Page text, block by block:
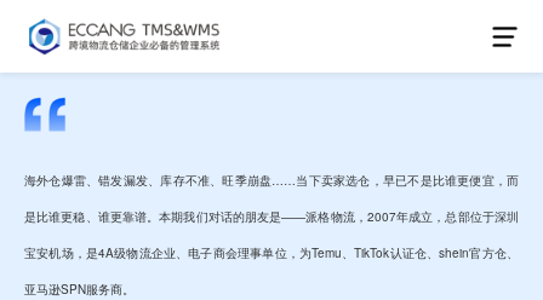
海外仓爆雷、错发漏发、库存不准、旺季崩盘……当下卖家选仓，早已不是比谁更便宜，而
是比谁更稳、谁更靠谱。本期我们对话的朋友是——派格物流，2007年成立，总部位于深圳
宝安机场，是4A级物流企业、电子商会理事单位，为Temu、TikTok认证仓、shein官方仓、
亚马逊SPN服务商。